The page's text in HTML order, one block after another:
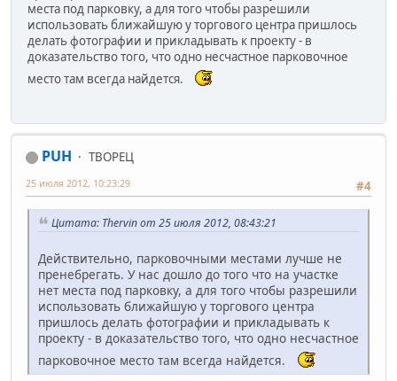
места под парковку, а для того чтобы разрешили
использовать ближайшую у торгового центра пришлось
делать фотографии и прикладывать к проекту - в
доказательство того, что одно несчастное парковочное
место там всегда найдется.
PUH
ТВОРЕЦ
#4
25 июля 2012, 10:23:29
Цитата: Thervin от 25 июля 2012, 08:43:21
Действительно, парковочными местами лучше не
пренебрегать. У нас дошло до того что на участке
нет места под парковку, а для того чтобы разрешили
использовать ближайшую у торгового центра
пришлось делать фотографии и прикладывать к
проекту - в доказательство того, что одно несчастное
парковочное место там всегда найдется.